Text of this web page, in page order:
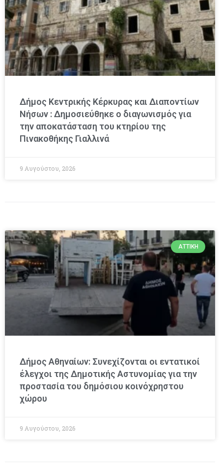
Δήμος Κεντρικής Κέρκυρας και Διαποντίων
Νήσων : Δημοσιεύθηκε ο διαγωνισμός για
την αποκατάσταση του κτηρίου της
Πινακοθήκης Γιαλλινά
9 Αυγούστου, 2026
ΑΤΤΙΚΉ
Δήμος Αθηναίων: Συνεχίζονται οι εντατικοί
έλεγχοι της Δημοτικής Αστυνομίας για την
προστασία του δημόσιου κοινόχρηστου
χώρου
9 Αυγούστου, 2026